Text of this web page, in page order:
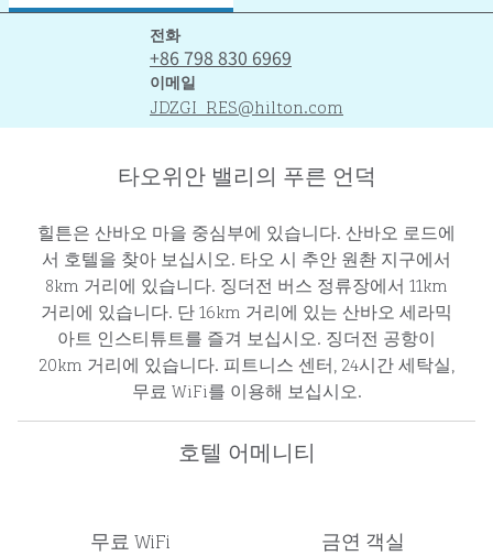
전화
전화
+86 798 830 6969
이메일
이메일
JDZGI_RES@hilton.com
타오위안 밸리의 푸른 언덕
힐튼은 산바오 마을 중심부에 있습니다. 산바오 로드에
서 호텔을 찾아 보십시오. 타오 시 추안 원촨 지구에서
8km 거리에 있습니다. 징더전 버스 정류장에서 11km
거리에 있습니다. 단 16km 거리에 있는 산바오 세라믹
아트 인스티튜트를 즐겨 보십시오. 징더전 공항이
20km 거리에 있습니다. 피트니스 센터, 24시간 세탁실,
무료 WiFi를 이용해 보십시오.
호텔 어메니티
무료 WiFi 금연 객실